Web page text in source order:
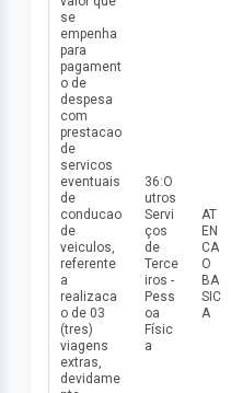
se
empenha
para
pagament
o de
despesa
com
prestacao
de
servicos
eventuais
de
conducao
de
veiculos,
referente
a
realizaca
o de 03
(tres)
viagens
extras,
devidame
36:O
utros
Servi
ços
de
Terce
iros -
Pess
oa
Físic
a
AT
EN
CA
O
BA
SIC
A